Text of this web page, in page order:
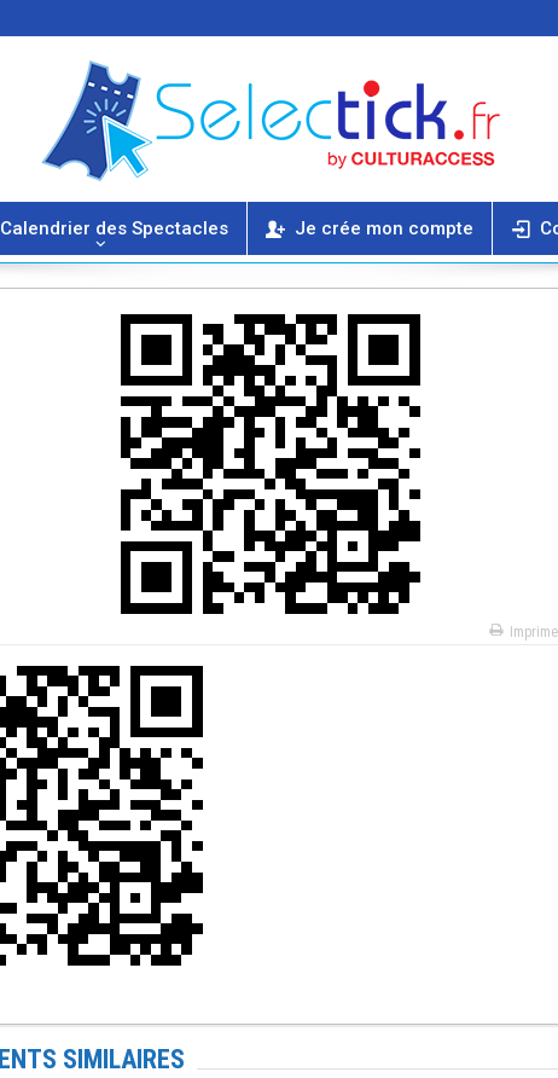
Calendrier des Spectacles Je crée mon compte
SIMILAIRES